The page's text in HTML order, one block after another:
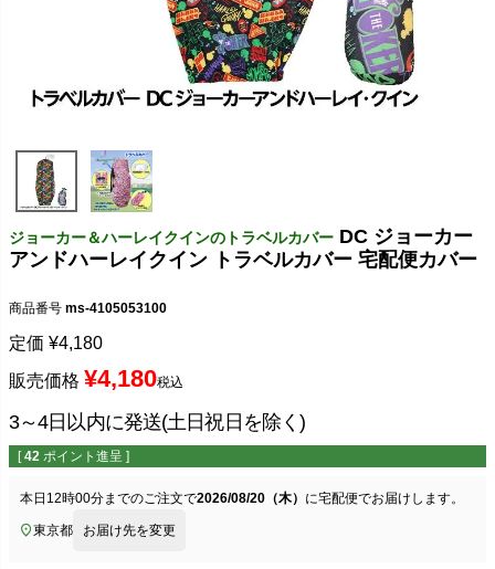
ジョーカー＆ハーレイクインのトラベルカバー DC ジョーカー
アンドハーレイクイン トラベルカバー 宅配便カバー
商品番号 ms-4105053100
定価 ¥4,180
販売価格 ¥4,180税込
3～4日以内に発送(土日祝日を除く)
[ 42 ポイント進呈 ]
本日 12時00分までのご注文で2026/08/20（木） に宅配便でお届けします。
東京都 お届け先を変更